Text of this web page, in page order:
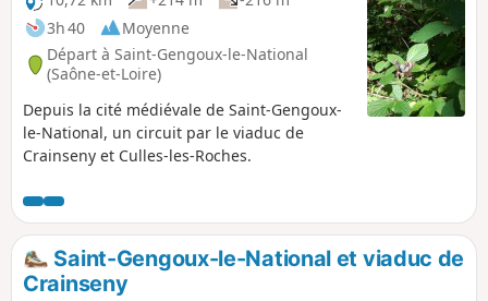
3h 40
Moyenne
Départ à Saint-Gengoux-le-National
(Saône-et-Loire)
Depuis la cité médiévale de Saint-Gengoux-
le-National, un circuit par le viaduc de
Crainseny et Culles-les-Roches.
Saint-Gengoux-le-National et viaduc de
Crainseny